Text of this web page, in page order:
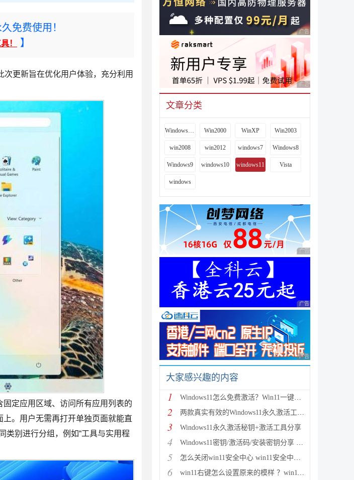
免费使用！
！ 】
更新旨在优化用户体验，充分利用
定应用区域、访问所有应用列表的
。用户无需再打开单独页面就能直
类别进行分组，例如“工具与实用程
广告 商业广告，理性
广告 商业广告，理性
文章分类
Windows 9x Win2000 WinXP Win2003
win2008 win2012 windows7 Windows8
Windows9 windows10 windows11 Vista
windows
广告 商业广告，理性
广告 商业广告，理性
广告 商业广告，理性
大家感兴趣的内容
1 Windows11怎么免费激活？Win11一键激活方法汇总(附安
2 两款真实有效的Windows11永久激活工具 附激活码
3 Windows11永久激活秘钥+激活工具分享
4 Windows11密钥/激活码/安装密钥分享 附激活工具+教程
5 怎么关闭win11安全中心 win11安全中心关闭步骤
6 win11右键怎么设置原来的模样 ？win11右键菜单改回传